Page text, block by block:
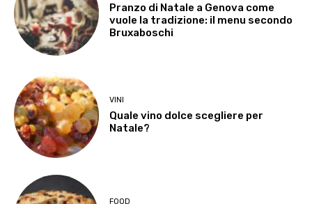
Pranzo di Natale a Genova come
vuole la tradizione: il menu secondo
Bruxaboschi
VINI
Quale vino dolce scegliere per
Natale?
FOOD